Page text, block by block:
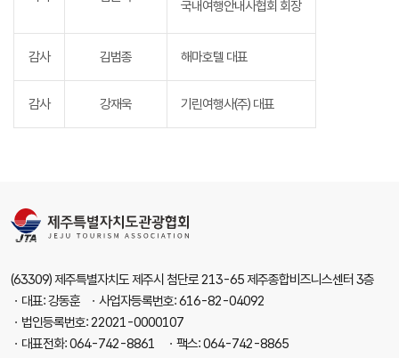
국내여행안내사협회 회장
감사 김범종 해마호텔 대표
감사 강재욱 기린여행사(주) 대표
(63309) 제주특별자치도 제주시 첨단로 213-65 제주종합비즈니스센터 3층
ㆍ대표: 강동훈 ㆍ사업자등록번호: 616-82-04092
ㆍ법인등록번호: 22021-0000107
ㆍ대표전화: 064-742-8861 ㆍ팩스: 064-742-8865